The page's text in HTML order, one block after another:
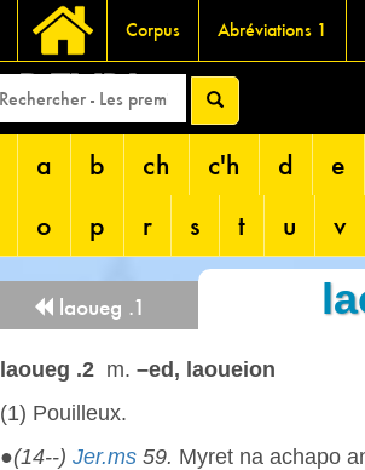
Corpus Abréviations 1
DEVRI
a b ch c'h d
e
o
p r s t u v
laoueg .1
laoueg .2 m. –ed, laoueion
(1) Pouilleux.
●(14--) Jer.ms 59. Myret na achapo